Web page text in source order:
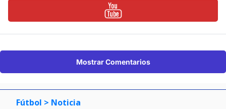
Mostrar Comentarios
Fútbol > Noticia